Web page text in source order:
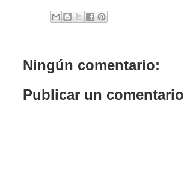
Ningún comentario:
Publicar un comentario